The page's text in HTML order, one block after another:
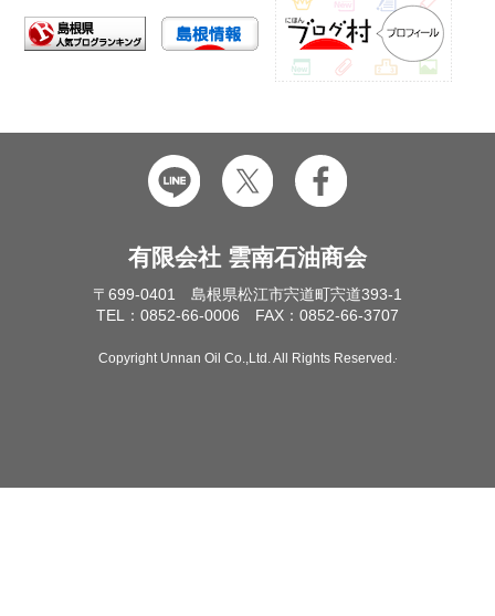
有限会社 雲南石油商会
〒699-0401 島根県松江市宍道町宍道393-1
TEL：0852-66-0006 FAX：0852-66-3707
Copyright Unnan Oil Co.,Ltd. All Rights Reserved.